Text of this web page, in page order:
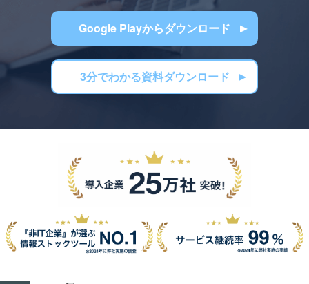
Google Playからダウンロード
3分でわかる資料ダウンロード